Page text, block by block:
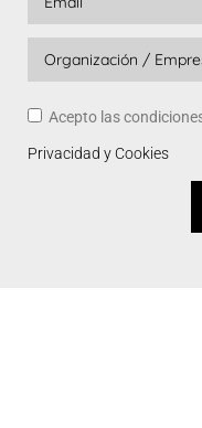
Acepto las
Privacidad y Cookies